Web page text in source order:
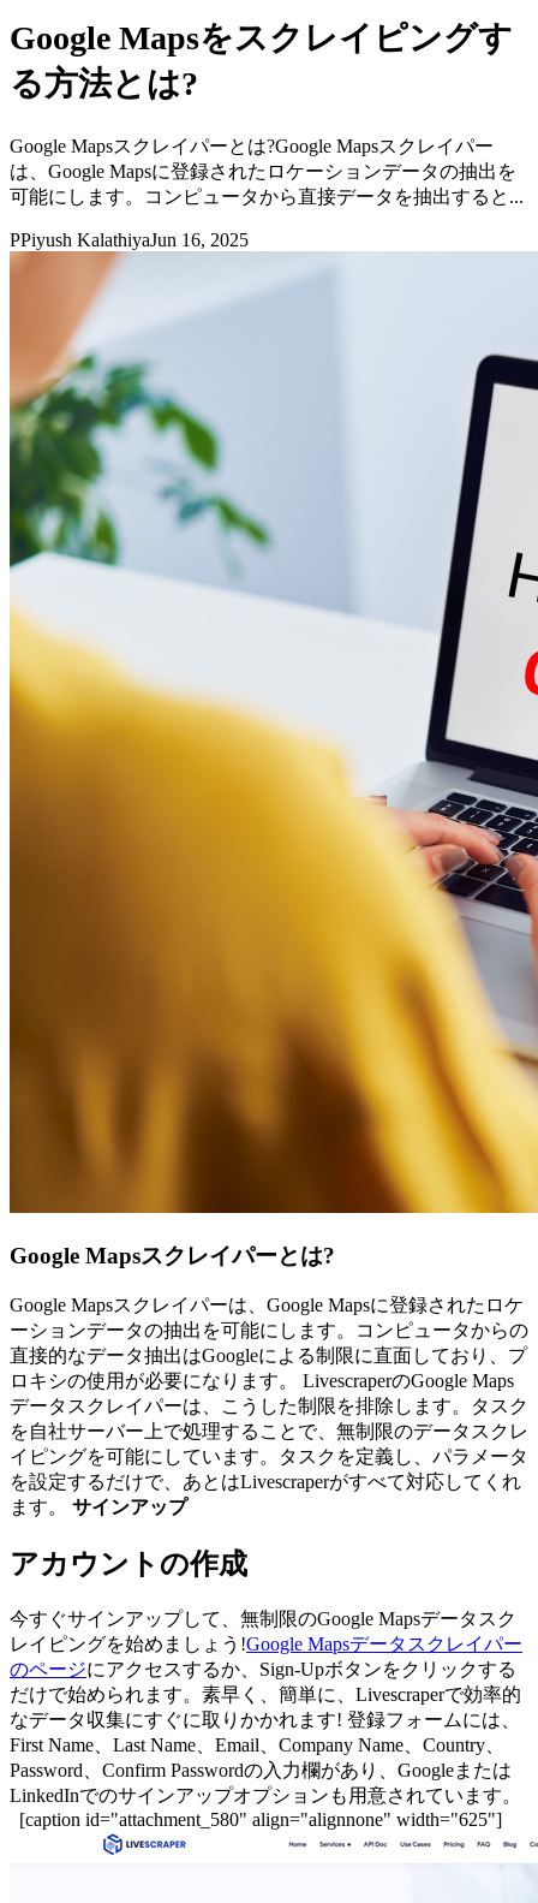
Google Mapsをスクレイピングす
る方法とは?
Google Mapsスクレイパーとは?Google Mapsスクレイパー
は、Google Mapsに登録されたロケーションデータの抽出を
可能にします。コンピュータから直接データを抽出すると...
PPiyush KalathiyaJun 16, 2025
Google Mapsスクレイパーとは?
Google Mapsスクレイパーは、Google Mapsに登録されたロケ
ーションデータの抽出を可能にします。コンピュータからの
直接的なデータ抽出はGoogleによる制限に直面しており、プ
ロキシの使用が必要になります。 LivescraperのGoogle Maps
データスクレイパーは、こうした制限を排除します。タスク
を自社サーバー上で処理することで、無制限のデータスクレ
イピングを可能にしています。タスクを定義し、パラメータ
を設定するだけで、あとはLivescraperがすべて対応してくれ
ます。 サインアップ
アカウントの作成
今すぐサインアップして、無制限のGoogle Mapsデータスク
レイピングを始めましょう!Google Mapsデータスクレイパー
のページにアクセスするか、Sign-Upボタンをクリックする
だけで始められます。素早く、簡単に、Livescraperで効率的
なデータ収集にすぐに取りかかれます! 登録フォームには、
First Name、Last Name、Email、Company Name、Country、
Password、Confirm Passwordの入力欄があり、Googleまたは
LinkedInでのサインアップオプションも用意されています。
[caption id="attachment_580" align="alignnone" width="625"]